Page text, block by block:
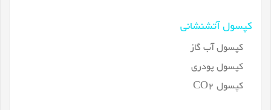
کپسول آتشنشانی
کپسول آب گاز
کپسول پودری
کپسول CO2